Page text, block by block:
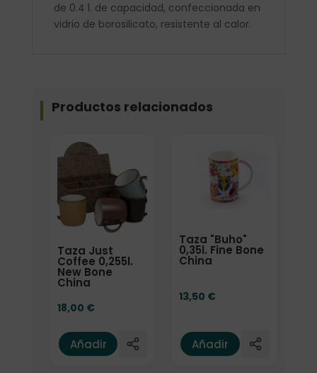
de 0.4 l. de capacidad, confeccionada en
vidrio de borosilicato, resistente al calor.
Productos relacionados
Taza Just
Coffee 0,255l.
New Bone
China
18,00 €
Añadir
Taza "Buho"
0,35l. Fine Bone
China
13,50 €
Añadir